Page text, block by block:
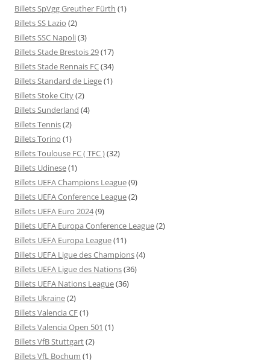
Billets SpVgg Greuther Fürth (1)
Billets SS Lazio (2)
Billets SSC Napoli(3)
Billets Stade Brestois 29(17)
Billets Stade Rennais FC(34)
Billets Standard de Liege(1)
Billets Stoke City(2)
Billets Sunderland (4)
Billets Tennis(2)
Billets Torino (1)
Billets Toulouse FC ( TFC )(32)
Billets Udinese(1)
Billets UEFA Champions League(9)
Billets UEFA Conference League(2)
Billets UEFA Euro 2024(9)
Billets UEFA Europa Conference League(2)
Billets UEFA Europa League(11)
Billets UEFA Ligue des Champions(4)
Billets UEFA Ligue des Nations(36)
Billets UEFA Nations League(36)
Billets Ukraine(2)
Billets Valencia CF(1)
Billets Valencia Open 501 (1)
Billets VfB Stuttgart(2)
Billets VfL Bochum (1)